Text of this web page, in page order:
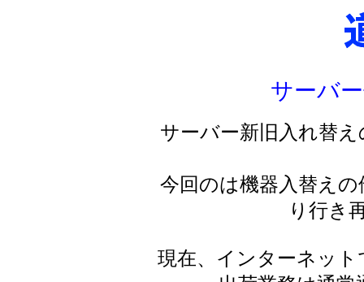
サーバ
サーバー新旧入れ替
今回のは機器入替え
り行き
現在、インターネッ